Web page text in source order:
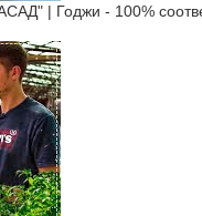
| Годжи - 100%